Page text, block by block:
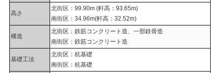
高さ
北街区：99.90m (軒高：93.65m)
南街区：34.96m(軒高：32.52m)
構造
北街区：鉄筋コンクリート造、一部鉄骨造
南街区：鉄筋コンクリート造
基礎工法
北街区：杭基礎
南街区：杭基礎